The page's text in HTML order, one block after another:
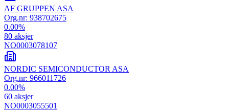
AF GRUPPEN ASA
Org.nr: 938702675
0.00%
80 aksjer
NO0003078107
NORDIC SEMICONDUCTOR ASA
Org.nr: 966011726
0.00%
60 aksjer
NO0003055501